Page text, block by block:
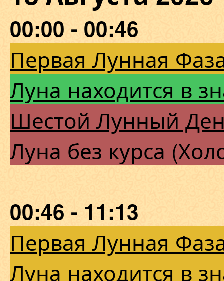
00:00 - 00:46
Первая Лунная
Луна находится в
Шестой Лунный
Луна без курса
00:46 - 11:13
Первая Лунная
Луна находится в